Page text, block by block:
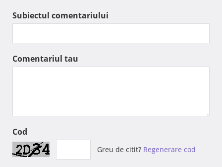
Subiectul comentariului
Comentariul tau
Cod
Greu de citit? Regenerare cod